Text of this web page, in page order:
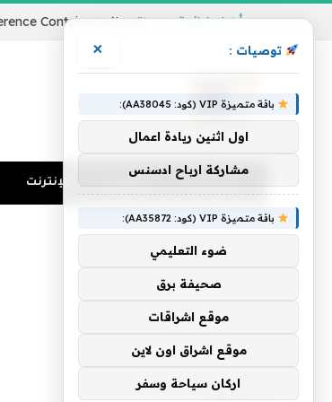
أخبار شائعة
الإنترنت
الرئيسية»للنظر
توصيات : ×
باقة متميزة VIP (كود: AA38045):
اول اثنين ريادة اعمال
مشاركة ارباح ادسنس
باقة متميزة VIP (كود: AA35872):
ضوء التعليمي
صحيفة برق
موقع اشراقات
موقع اشراق اون لاين
اركان سياحة وسفر